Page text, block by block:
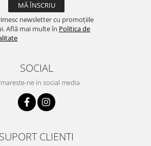
newsletter cu promoțiile
Află mai multe în Politica de
SOCIAL
ne in social media
SUPORT CLIENTI